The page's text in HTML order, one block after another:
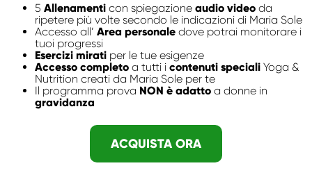
5 Allenamenti con spiegazione audio video da
ripetere più volte secondo le indicazioni di Maria Sole
Accesso all’ Area personale dove potrai monitorare i
tuoi progressi
Esercizi mirati per le tue esigenze
Accesso completo a tutti i contenuti speciali Yoga &
Nutrition creati da Maria Sole per te
Il programma prova NON è adatto a donne in
gravidanza
ACQUISTA ORA